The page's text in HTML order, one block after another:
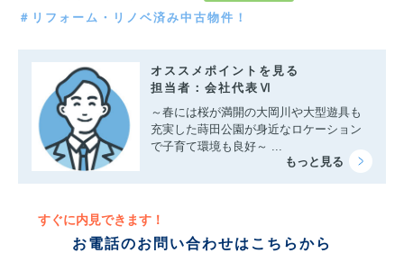
＃リフォーム・リノベ済み中古物件！
オススメポイントを見る
担当者：会社代表Ⅵ
～春には桜が満開の大岡川や大型遊具も
充実した蒔田公園が身近なロケーション
で子育て環境も良好～ ...
すぐに内見できます！
お電話のお問い合わせはこちらから